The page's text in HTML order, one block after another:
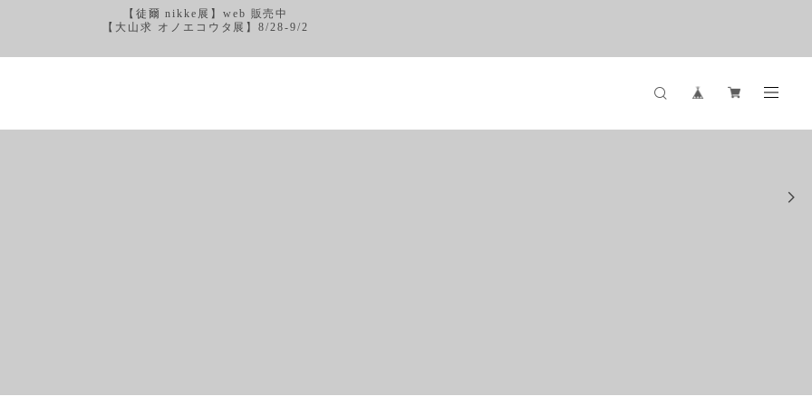
【徒爾 nikke展】web 販売中
【大山求 オノエコウタ展】8/28-9/2